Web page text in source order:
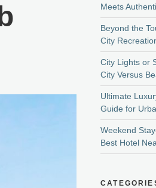
Meets
Beyond the
City
City Lights or
City Versus
Ultimate
Guide for
Weekend
Best Hotel